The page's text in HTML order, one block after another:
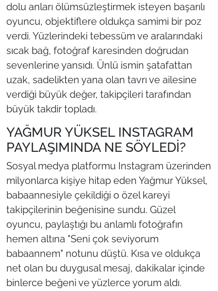
dolu anları ölümsüzleştirmek isteyen başarılı
oyuncu, objektiflere oldukça samimi bir poz
verdi. Yüzlerindeki tebessüm ve aralarındaki
sıcak bağ, fotoğraf karesinden doğrudan
sevenlerine yansıdı. Ünlü ismin şatafattan
uzak, sadelikten yana olan tavrı ve ailesine
verdiği büyük değer, takipçileri tarafından
büyük takdir topladı.
YAĞMUR YÜKSEL INSTAGRAM
PAYLAŞIMINDA NE SÖYLEDİ?
Sosyal medya platformu Instagram üzerinden
milyonlarca kişiye hitap eden Yağmur Yüksel,
babaannesiyle çekildiği o özel kareyi
takipçilerinin beğenisine sundu. Güzel
oyuncu, paylaştığı bu anlamlı fotoğrafın
hemen altına "Seni çok seviyorum
babaannem" notunu düştü. Kısa ve oldukça
net olan bu duygusal mesaj, dakikalar içinde
binlerce beğeni ve yüzlerce yorum aldı.